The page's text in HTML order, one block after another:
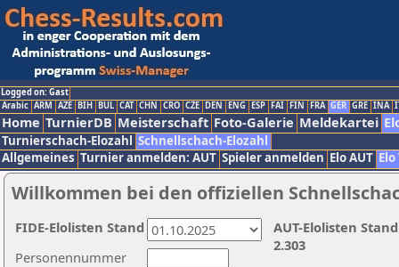
Logged on: Gast
Arabic ARM AZE BIH BUL CAT CHN CRO CZE DEN ENG ESP FAI FIN FRA GER GRE INA
Home TurnierDB Meisterschaft Foto-Galerie Meldekartei
Turnierschach-Elozahl Schnellschach-Elozahl
Allgemeines Turnier anmelden: AUT Spieler anmelden Elo AUT
Willkommen bei den offiziellen
Personennummer
AUT-Elolisten
2.303
FIDE-Elolisten Stand